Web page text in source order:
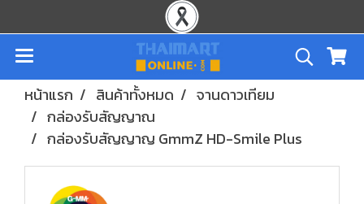
หน้าแรก สินค้าทั้งหมด
จานดาวเทียม
กล่องรับสัญญาณ
กล่องรับสัญญาญ GmmZ HD-Smile Plus